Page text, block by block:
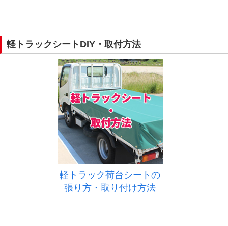
軽トラックシートDIY・取付方法
軽トラック荷台シートの
張り方・取り付け方法